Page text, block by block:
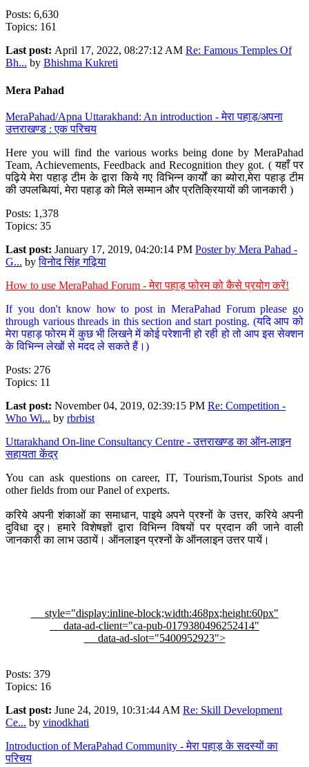
Posts: 6,630
Topics: 161
Last post: April 17, 2022, 08:27:12 AM Re: Famous Temples Of
Bh... by Bhishma Kukreti
Mera Pahad
MeraPahad/Apna Uttarakhand: An introduction - मेरा पहाड़/अपना
उत्तराखण्ड : एक परिचय
Here you will find the various works being done by MeraPahad
Team, Achievements, Feedback and Recognition they got. ( यहाँ पर
पढ़िये मेरा पहाड़ टीम के द्वारा किये गए विभिन्न कार्यों का ब्योरा,मेरा पहाड़ टीम
की उपलब्धियां, मेरा पहाड़ को मिले सम्मान और प्रतिक्रियायों की जानकारी )
Posts: 1,378
Topics: 35
Last post: January 17, 2019, 04:20:14 PM Poster by Mera Pahad -
G... byविनोद सिंह गढ़िया
How to use MeraPahad Forum - मेरा पहाड़ फोरम को कैसे प्रयोग करें!
If you don't know how to post in MeraPahad Forum please go
through various threads in this section and start posting. (यदि आप को
मेरा पहाड़ फोरम में कुछ भी लिखने में कोई परेशानी हो रही हो तो आप इस सेक्शन
के विभिन्न लेखों से मदद ले सकते हैं।)
Posts: 276
Topics: 11
Last post: November 04, 2019, 02:39:15 PM Re: Competition -
Who Wi... by rbrbist
Uttarakhand On-line Consultancy Centre - उत्तराखण्ड का ऑन-लाइन
सहायता केंद्र
You can ask questions on career, IT, Tourism,Tourist Spots and
other fields from our Panel of experts.
करिये अपनी शंकाओं का समाधान, पाइये अपने प्रश्नों के उत्तर, करिये अपनी
दुविधा दूर। हमारे विशेषज्ञों द्वारा विभिन्न विषयों पर प्रदान की जाने वाली
जानकारी का लाभ उठायें। ऑनलाइन प्रश्नों के ऑनलाइन उत्तर पायें।
style="display:inline-block;width:468px;height:60px"
data-ad-client="ca-pub-0179380496252414"
data-ad-slot="5400952923">
Posts: 379
Topics: 16
Last post: June 24, 2019, 10:31:44 AM Re: Skill Development
Ce... by vinodkhati
Introduction of MeraPahad Community - मेरा पहाड़ के सदस्यों का
परिचय